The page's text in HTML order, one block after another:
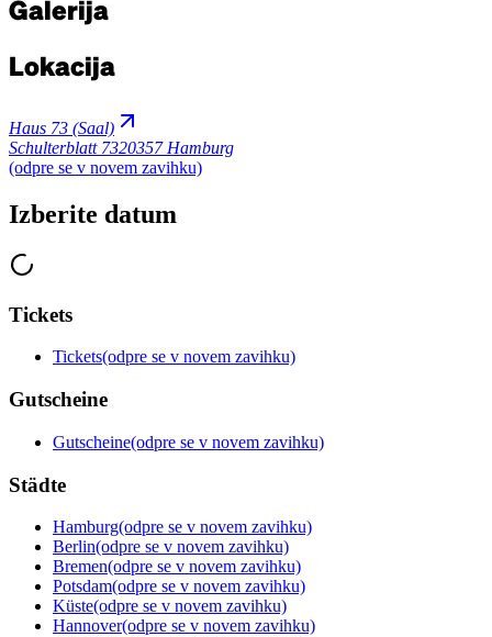
Galerija
Lokacija
Haus 73 (Saal)
Schulterblatt 7320357 Hamburg
(odpre se v novem zavihku)
Izberite datum
Tickets
Tickets(odpre se v novem zavihku)
Gutscheine
Gutscheine(odpre se v novem zavihku)
Städte
Hamburg(odpre se v novem zavihku)
Berlin(odpre se v novem zavihku)
Bremen(odpre se v novem zavihku)
Potsdam(odpre se v novem zavihku)
Küste(odpre se v novem zavihku)
Hannover(odpre se v novem zavihku)